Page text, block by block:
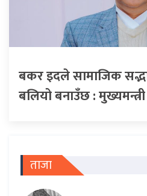
बकर इदले सामाजिक
बलियो बनाउँछ :
ताजा